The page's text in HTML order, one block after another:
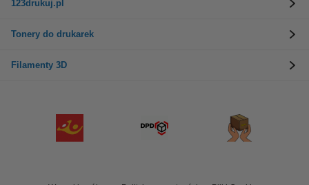
123drukuj.pl
Tonery do drukarek
Filamenty 3D